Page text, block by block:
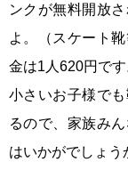
ンクが無料開放
よ。（スケート
金は1人620円です
小さいお子様で
るので、家族み
はいかがでしょう